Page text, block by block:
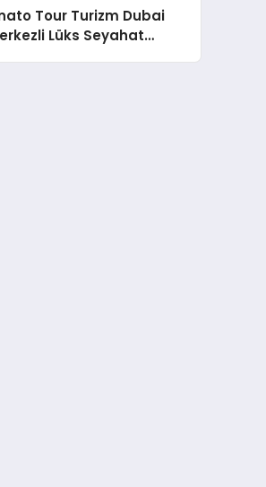
Tour Turizm Dubai
Lüks Seyahat